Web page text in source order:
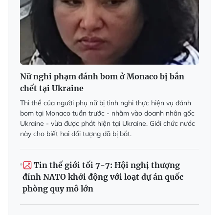
Nữ nghi phạm đánh bom ở Monaco bị bắn
chết tại Ukraine
Thi thể của người phụ nữ bị tình nghi thực hiện vụ đánh
bom tại Monaco tuần trước - nhằm vào doanh nhân gốc
Ukraine - vừa được phát hiện tại Ukraine. Giới chức nước
này cho biết hai đối tượng đã bị bắt.
Tin thế giới tối 7-7: Hội nghị thượng
đỉnh NATO khởi động với loạt dự án quốc
phòng quy mô lớn